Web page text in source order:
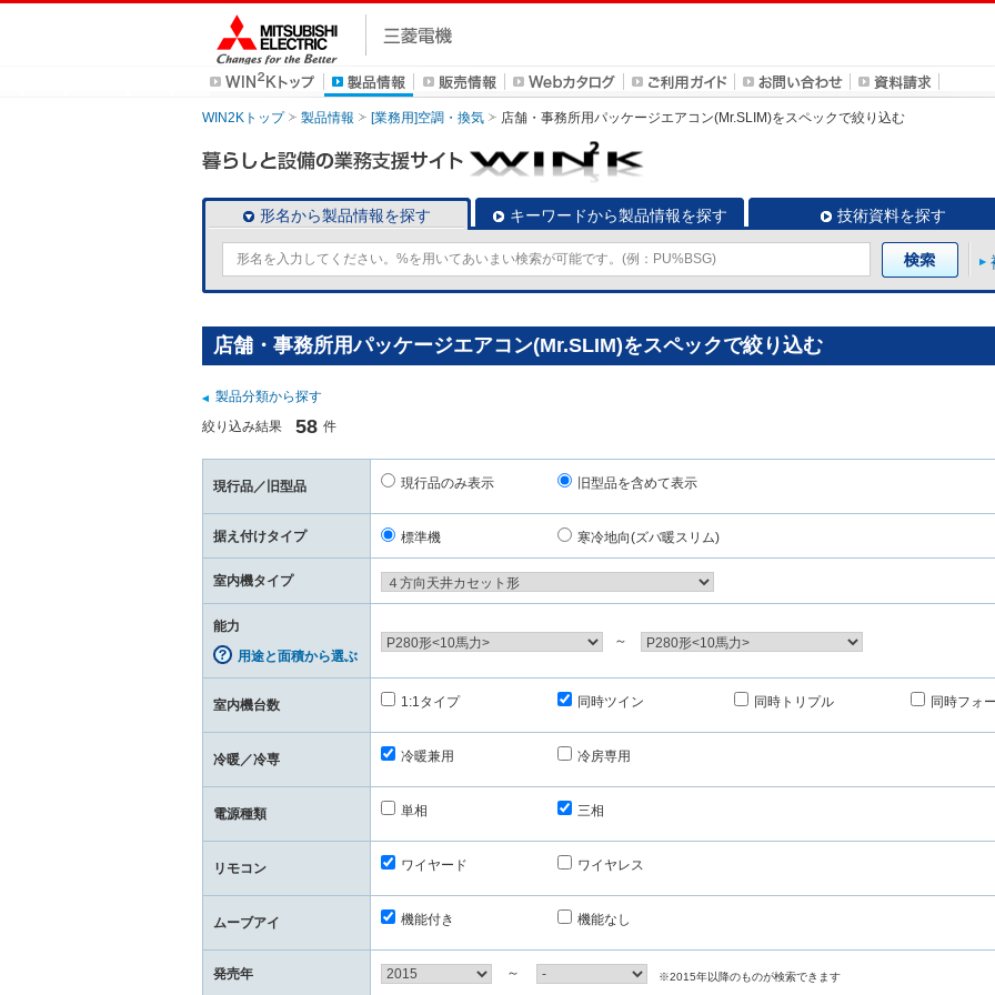
WIN2Kトップ 製品情報 [業務用]空調・換気 店舗・事務所用パッケージエアコン(Mr.SLIM)をスペックで絞り込む
形名から製品情報を探す キーワードから製品情報を探す 技術資料を探す
店舗・事務所用パッケージエアコン(Mr.SLIM)をスペックで絞り込む
製品分類から探す
絞り込み結果
58 件
現行品／旧型品 現行品のみ表示 旧型品を含めて表示
据え付けタイプ 標準機 寒冷地向(ズバ暖スリム)
室内機タイプ
能力
用途と面積から選ぶ
～
室内機台数 1:1タイプ 同時ツイン 同時トリプル 同時フォ
冷暖／冷専 冷暖兼用 冷房専用
電源種類 単相 三相
リモコン ワイヤード ワイヤレス
ムーブアイ 機能付き 機能なし
発売年 ～ ※2015年以降のものが検索できます